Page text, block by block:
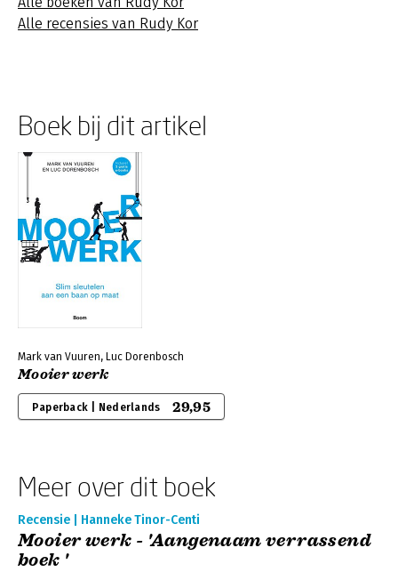
Alle recensies van Rudy Kor
Boek bij dit artikel
Mark van Vuuren, Luc Dorenbosch
Mooier werk
Paperback | Nederlands 29,95
Meer over dit boek
Recensie | Hanneke Tinor-Centi
Mooier werk - 'Aangenaam verrassend
boek '